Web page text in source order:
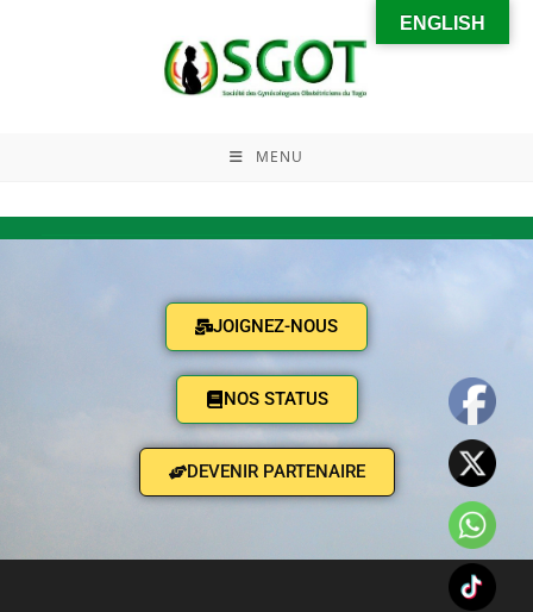
MENU
JOIGNEZ-NOUS
NOS STATUS
DEVENIR PARTENAIRE
ENGLISH